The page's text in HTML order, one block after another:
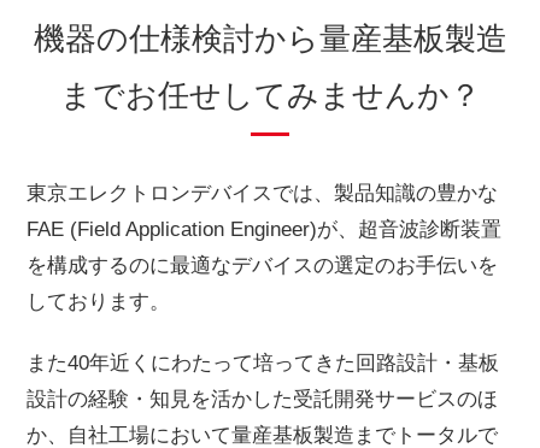
機器の仕様検討から量産基板製造
までお任せしてみませんか？
東京エレクトロンデバイスでは、製品知識の豊かな
FAE (Field Application Engineer)が、超音波診断装置
を構成するのに最適なデバイスの選定のお手伝いを
しております。
また40年近くにわたって培ってきた回路設計・基板
設計の経験・知見を活かした受託開発サービスのほ
か、自社工場において量産基板製造までトータルで